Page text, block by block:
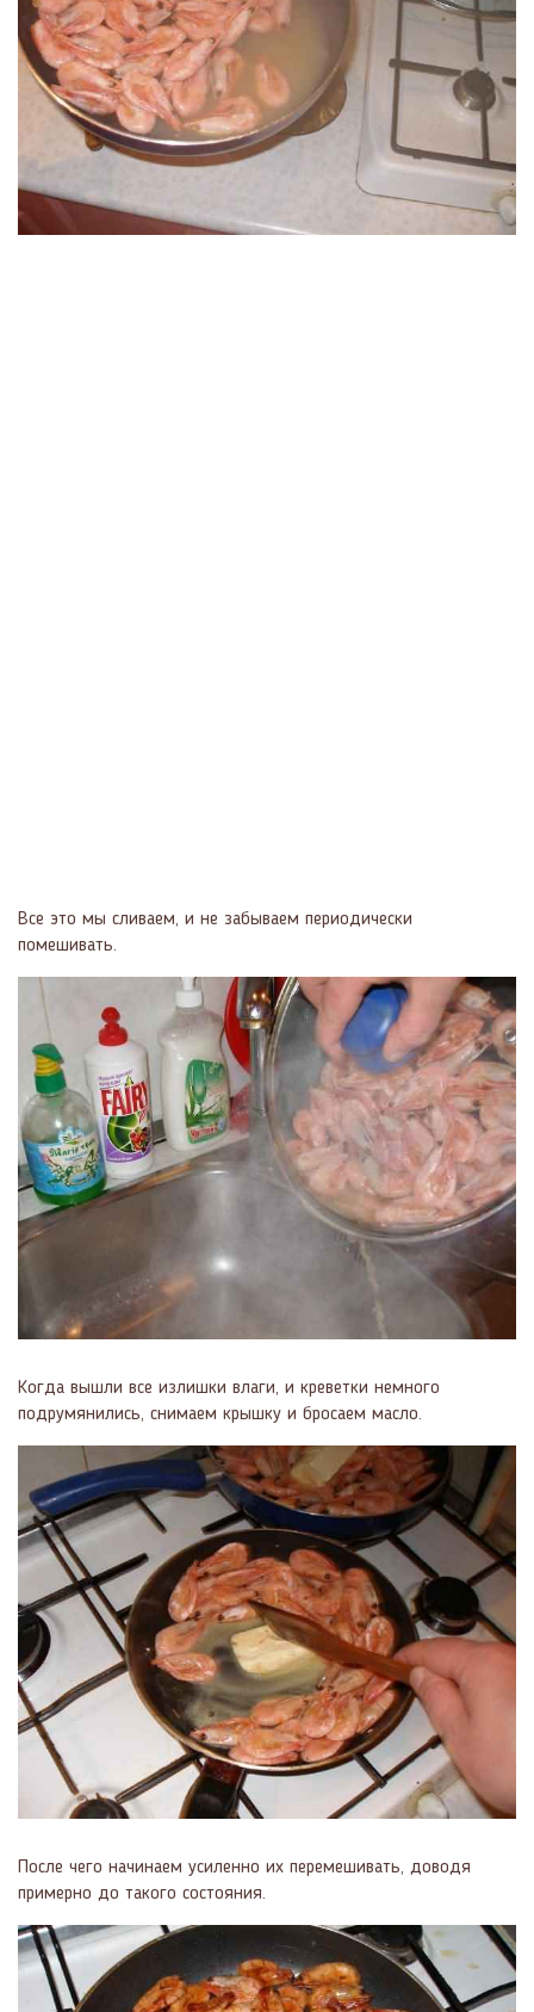
Все это мы сливаем, и не забываем периодически
помешивать.
Когда вышли все излишки влаги, и креветки немного
подрумянились, снимаем крышку и бросаем масло.
После чего начинаем усиленно их перемешивать, доводя
примерно до такого состояния.